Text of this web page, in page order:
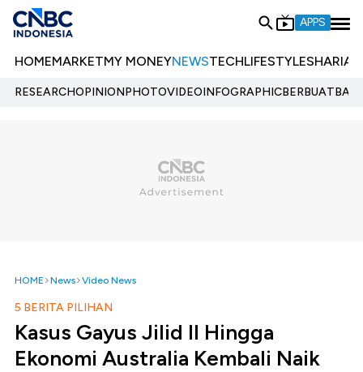
APPS
HOMEMARKETMY MONEYNEWSTECHLIFESTYLESHARIA
RESEARCHOPINIONPHOTOVIDEOINFOGRAPHIC
HOME News Video News
5 BERITA PILIHAN
Kasus Gayus Jilid II Hingga
Ekonomi Australia Kembali Naik